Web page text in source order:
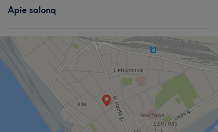
Apie saloną